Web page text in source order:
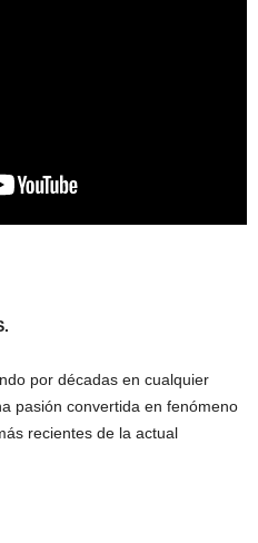
por décadas en cualquier
pasión convertida en fenómeno
recientes de la actual